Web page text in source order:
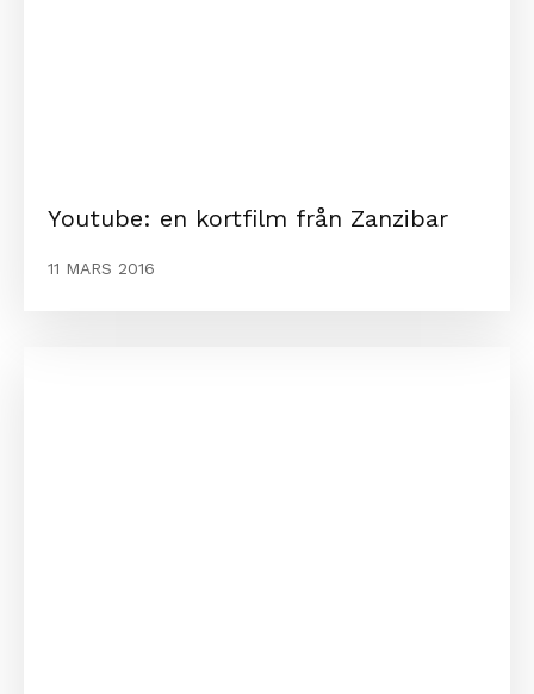
Youtube: en kortfilm från Zanzibar
11 MARS 2016